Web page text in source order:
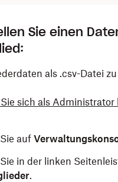
Sie einen
als .csv-Datei
sich als Administrator
auf
in der linken
.